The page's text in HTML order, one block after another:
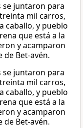
se juntaron para
mil carros,
caballo, y pueblo
que está a la
y acamparon
de Bet-avén.
se juntaron para
mil carros,
caballo, y pueblo
que está a la
y acamparon
de Bet-avén.